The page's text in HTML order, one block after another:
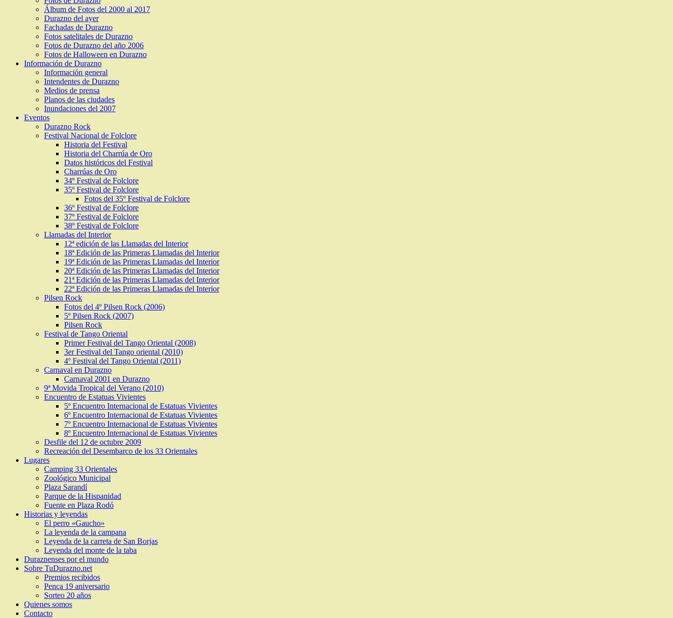
Álbum de Fotos del 2000 al 2017
Durazno del ayer
Fachadas de Durazno
Fotos satelitales de Durazno
Fotos de Durazno del año 2006
Fotos de Halloween en Durazno
Información de Durazno
Información general
Intendentes de Durazno
Medios de prensa
Planos de las ciudades
Inundaciones del 2007
Eventos
Durazno Rock
Festival Nacional de Folclore
Historia del Festival
Historia del Charrúa de Oro
Datos históricos del Festival
Charrúas de Oro
34º Festival de Folclore
35º Festival de Folclore
Fotos del 35º Festival de Folclore
36º Festival de Folclore
37º Festival de Folclore
38º Festival de Folclore
Llamadas del Interior
12ª edición de las Llamadas del Interior
18ª Edición de las Primeras Llamadas del Interior
19ª Edición de las Primeras Llamadas del Interior
20ª Edición de las Primeras Llamadas del Interior
21ª Edición de las Primeras Llamadas del Interior
22ª Edición de las Primeras Llamadas del Interior
Pilsen Rock
Fotos del 4º Pilsen Rock (2006)
5º Pilsen Rock (2007)
Pilsen Rock
Festival de Tango Oriental
Primer Festival del Tango Oriental (2008)
3er Festival del Tango oriental (2010)
4º Festival del Tango Oriental (2011)
Carnaval en Durazno
Carnaval 2001 en Durazno
9ª Movida Tropical del Verano (2010)
Encuentro de Estatuas Vivientes
5º Encuentro Internacional de Estatuas Vivientes
6º Encuentro Internacional de Estatuas Vivientes
7º Encuentro Internacional de Estatuas Vivientes
8º Encuentro Internacional de Estatuas Vivientes
Desfile del 12 de octubre 2009
Recreación del Desembarco de los 33 Orientales
Lugares
Camping 33 Orientales
Zoológico Municipal
Plaza Sarandí
Parque de la Hispanidad
Fuente en Plaza Rodó
Historias y leyendas
El perro «Gaucho»
La leyenda de la campana
Leyenda de la carreta de San Borjas
Leyenda del monte de la taba
Duraznenses por el mundo
Sobre TuDurazno.net
Premios recibidos
Penca 19 aniversario
Sorteo 20 años
Quienes somos
Contacto